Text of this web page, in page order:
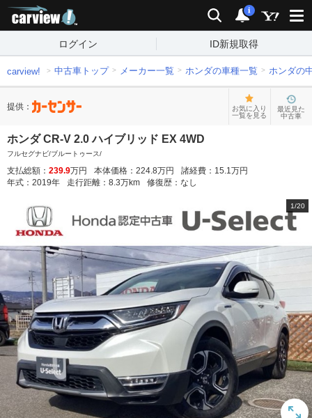
検索 通知
i
ログイン ID新規取得
carview! 中古車トップ メーカー一覧 ホンダの車種一覧 ホンダの
提供：
お気に入り
一覧を見る
最近見た
中古車
ホンダ CR-V 2.0 ハイブリッド EX 4WD
フルセグナビ/ブルートゥース/
支払総額： 239.9万円 本体価格： 224.8万円 諸経費： 15.1万円
年式： 2019年 走行距離： 8.3万km 修復歴： なし
1/20